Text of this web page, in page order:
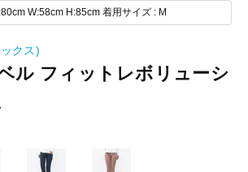
W:58cm H:85cm 着用サイズ : M
クス)
ル フィットレボリューシ